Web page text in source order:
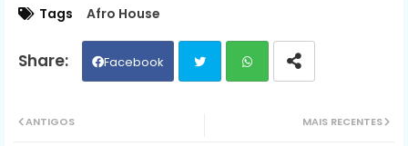
Tags Afro House
Facebook
MAIS RECENTES
ANTIGOS